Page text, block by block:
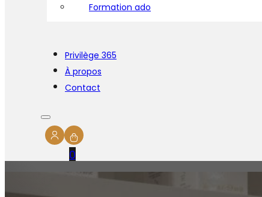
Formation ado
Privilège 365
À propos
Contact
0